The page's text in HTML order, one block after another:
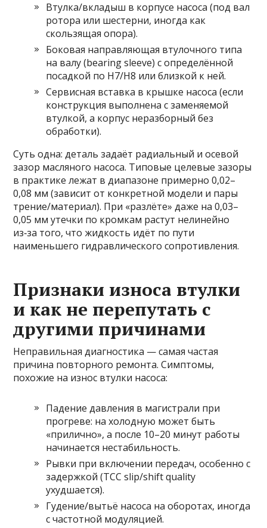
Втулка/вкладыш в корпусе насоса (под вал
ротора или шестерни, иногда как
скользящая опора).
Боковая направляющая втулочного типа
на валу (bearing sleeve) с определённой
посадкой по H7/H8 или близкой к ней.
Сервисная вставка в крышке насоса (если
конструкция выполнена с заменяемой
втулкой, а корпус неразборный без
обработки).
Суть одна: деталь задаёт радиальный и осевой
зазор масляного насоса. Типовые целевые зазоры
в практике лежат в диапазоне примерно 0,02–
0,08 мм (зависит от конкретной модели и пары
трение/материал). При «разлёте» даже на 0,03–
0,05 мм утечки по кромкам растут нелинейно
из‑за того, что жидкость идёт по пути
наименьшего гидравлического сопротивления.
Признаки износа втулки
и как не перепутать с
другими причинами
Неправильная диагностика — самая частая
причина повторного ремонта. Симптомы,
похожие на износ втулки насоса:
Падение давления в магистрали при
прогреве: на холодную может быть
«прилично», а после 10–20 минут работы
начинается нестабильность.
Рывки при включении передач, особенно с
задержкой (TCC slip/shift quality
ухудшается).
Гудение/вытьё насоса на оборотах, иногда
с частотной модуляцией.